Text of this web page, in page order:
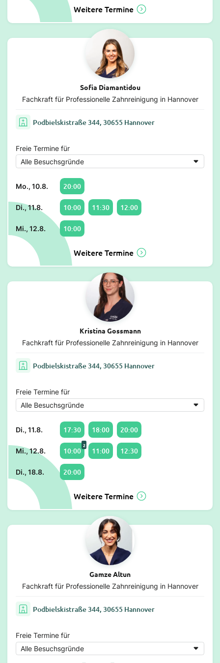
Weitere Termine
Sofia Diamantidou
Fachkraft für Professionelle Zahnreinigung in Hannover
Podbielskistraße 344, 30655 Hannover
Freie Termine für
Mo., 10.8. 20:00
Di., 11.8. 10:00 11:30 12:00
Mi., 12.8. 10:00
Weitere Termine
Kristina Gossmann
Fachkraft für Professionelle Zahnreinigung in Hannover
Podbielskistraße 344, 30655 Hannover
Freie Termine für
Di., 11.8. 17:30 18:00 20:00
Mi., 12.8. 10:00
2
11:00 12:30
Di., 18.8. 20:00
Weitere Termine
Gamze Altun
Fachkraft für Professionelle Zahnreinigung in Hannover
Podbielskistraße 344, 30655 Hannover
Freie Termine für